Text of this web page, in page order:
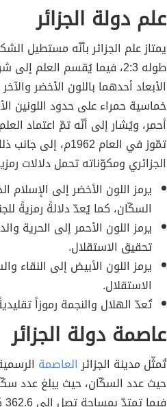
علم دولة الجزائر
يمتاز علم الجزائر بأنّه مستطيل
طوله 2:3، فيما يُقسم العلم
الأبعاد أحدهما باللون الأخضر
خماسية حمراء على حدود اللونين
أحمر، ويُشار إلى أنّه تمّ اعتماد
تمّوز في العام
الجزائري ومكوّناته تحمل دلالات
يرمز اللون الأخضر إلى الإسلام
السكّان، كما يُعدّ دلالةً رمزيةً
يرمز اللون الأحمر إلى الحرية
تحقيق الاستقلال.
يرمز اللون الأبيض إلى النقاء
الاستقلال.
تُعدّ الهلال والنجمة رموزاً
عاصمة دولة الجزائر
تُمثّل مدينة الجزائرالعاصمة
فيما تمتدّ بمساحة تصل إلى 362.6 كم